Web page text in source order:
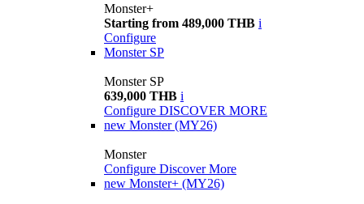
Monster+
Starting from 489,000 THB i
Configure
Monster SP
Monster SP
639,000 THB i
Configure DISCOVER MORE
new Monster (MY26)
Monster
Configure Discover More
new Monster+ (MY26)